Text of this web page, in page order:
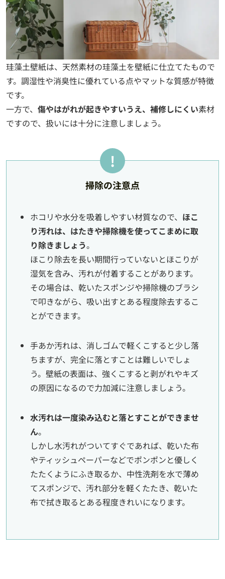
珪藻土壁紙は、天然素材の珪藻土を壁紙に仕立てたもので
す。調湿性や消臭性に優れている点やマットな質感が特徴
です。
一方で、 傷やはがれが起きやすいうえ、補修しにくい素材
ですので、扱いには十分に注意しましょう。
掃除の注意点
ホコリや水分を吸着しやすい材質なので、 ほこ
り汚れは、はたきや掃除機を使ってこまめに取
り除きましょう。
ほこり除去を長い期間行っていないとほこりが
湿気を含み、汚れが付着することがあります。
その場合は、乾いたスポンジや掃除機のブラシ
で叩きながら、吸い出すとある程度除去するこ
とができます。
手あか汚れは、消しゴムで軽くこすると少し落
ちますが、完全に落とすことは難しいでしょ
う。壁紙の表面は、強くこすると剥がれやキズ
の原因になるので力加減に注意しましょう。
水汚れは一度染み込むと落とすことができませ
ん。
しかし水汚れがついてすぐであれば、乾いた布
やティッシュペーパーなどでポンポンと優しく
たたくようにふき取るか、中性洗剤を水で薄め
てスポンジで、汚れ部分を軽くたたき、乾いた
布で拭き取るとある程度きれいになります。